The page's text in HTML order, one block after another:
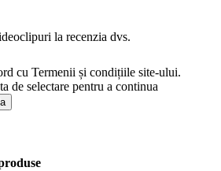
la recenzia dvs.
cu Termenii și condițiile site-ului.
de selectare pentru a continua